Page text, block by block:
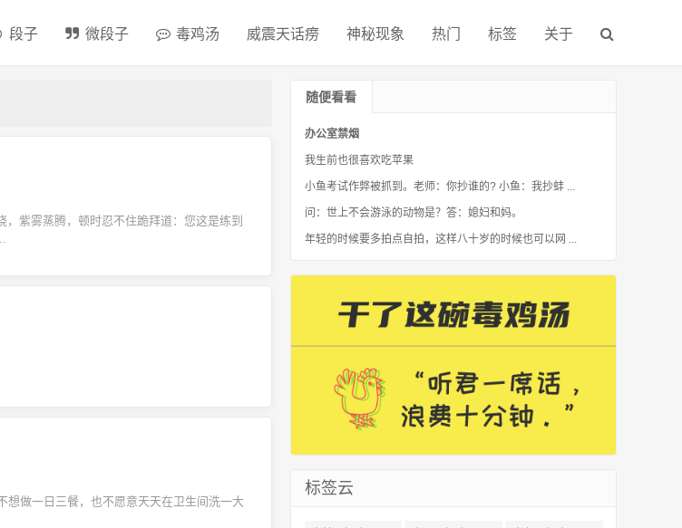
段子 微段子 毒鸡汤 威震天话痨 神秘现象 热门 标签 关于
紫雾蒸腾，顿时忍不住跪拜道：您这是练到
想做一日三餐，也不愿意天天在卫生间洗一大
随便看看
办公室禁烟
我生前也很喜欢吃苹果
小鱼考试作弊被抓到。老师：你抄谁的? 小鱼：我抄蚌 ...
问：世上不会游泳的动物是？答：媳妇和妈。
年轻的时候要多拍点自拍，这样八十岁的时候也可以网 ...
标签云